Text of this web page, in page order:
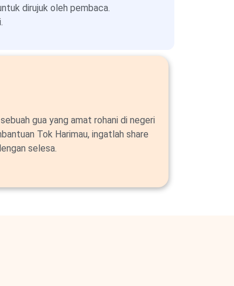
dirujuk oleh pembaca.
gua yang amat rohani di negeri
Tok Harimau, ingatlah share
selesa.